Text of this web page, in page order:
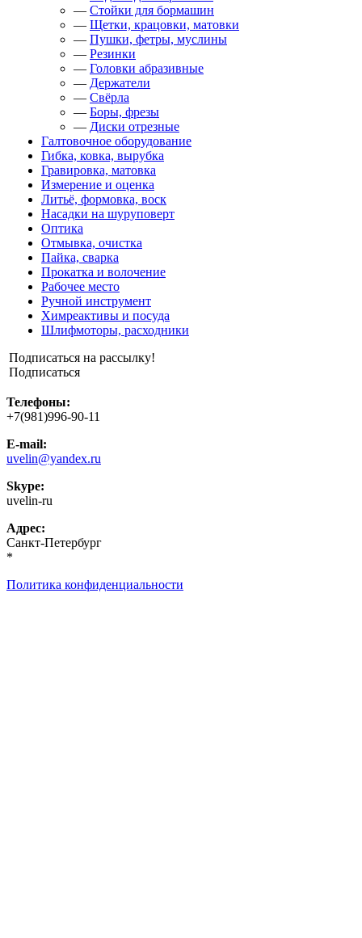
— Стойки для бормашин
— Щетки, крацовки, матовки
— Пушки, фетры, муслины
— Резинки
— Головки абразивные
— Держатели
— Свёрла
— Боры, фрезы
— Диски отрезные
Галтовочное оборудование
Гибка, ковка, вырубка
Гравировка, матовка
Измерение и оценка
Литьё, формовка, воск
Насадки на шуруповерт
Оптика
Отмывка, очистка
Пайка, сварка
Прокатка и волочение
Рабочее место
Ручной инструмент
Химреактивы и посуда
Шлифмоторы, расходники
Подписаться на рассылку!
Подписаться
Телефоны:
+7(981)996-90-11
E-mail:
uvelin@yandex.ru
Skype:
uvelin-ru
Адрес:
Санкт-Петербург
*
Политика конфиденциальности